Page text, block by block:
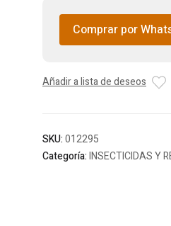
Comprar por
Añadir a lista de deseos
SKU:012295
Categoría:INSECTICIDAS Y